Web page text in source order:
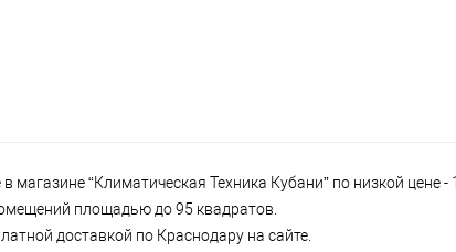
магазине “Климатическая Техника Кубани” по низкой цене
площадью до 95 квадратов.
доставкой по Краснодару на сайте.